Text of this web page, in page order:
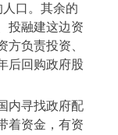
口。其余的
投融建这边资
方负责投资、
后回购政府股
内寻找政府配
着资金，有资